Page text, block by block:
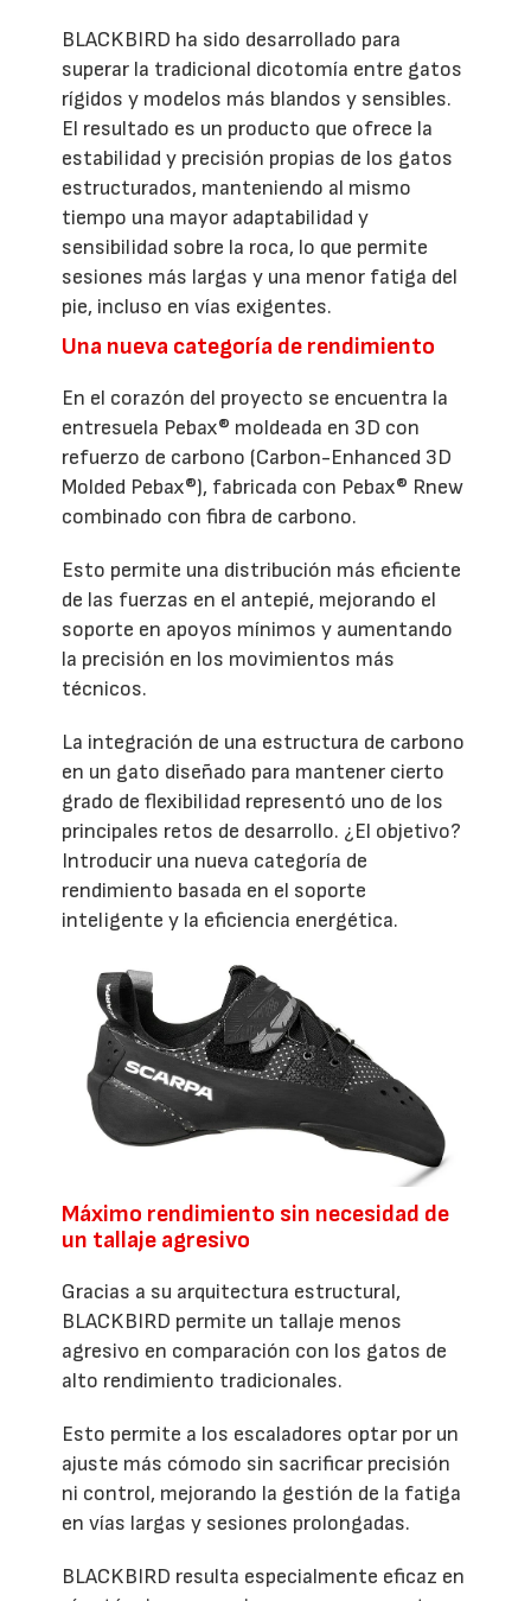
BLACKBIRD ha sido desarrollado para
superar la tradicional dicotomía entre gatos
rígidos y modelos más blandos y sensibles.
El resultado es un producto que ofrece la
estabilidad y precisión propias de los gatos
estructurados, manteniendo al mismo
tiempo una mayor adaptabilidad y
sensibilidad sobre la roca, lo que permite
sesiones más largas y una menor fatiga del
pie, incluso en vías exigentes.
Una nueva categoría de rendimiento
En el corazón del proyecto se encuentra la
entresuela Pebax® moldeada en 3D con
refuerzo de carbono (Carbon-Enhanced 3D
Molded Pebax®), fabricada con Pebax® Rnew
combinado con fibra de carbono.
Esto permite una distribución más eficiente
de las fuerzas en el antepié, mejorando el
soporte en apoyos mínimos y aumentando
la precisión en los movimientos más
técnicos.
La integración de una estructura de carbono
en un gato diseñado para mantener cierto
grado de flexibilidad representó uno de los
principales retos de desarrollo. ¿El objetivo?
Introducir una nueva categoría de
rendimiento basada en el soporte
inteligente y la eficiencia energética.
Máximo rendimiento sin necesidad de
un tallaje agresivo
Gracias a su arquitectura estructural,
BLACKBIRD permite un tallaje menos
agresivo en comparación con los gatos de
alto rendimiento tradicionales.
Esto permite a los escaladores optar por un
ajuste más cómodo sin sacrificar precisión
ni control, mejorando la gestión de la fatiga
en vías largas y sesiones prolongadas.
BLACKBIRD resulta especialmente eficaz en